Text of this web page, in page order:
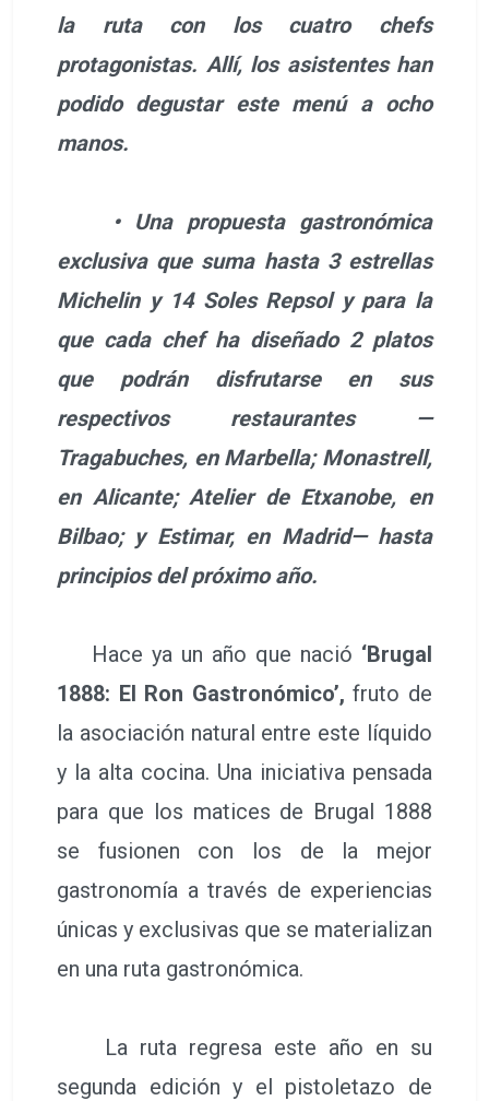
la ruta con los cuatro chefs
protagonistas. Allí, los asistentes han
podido degustar este menú a ocho
manos.
• Una propuesta gastronómica
exclusiva que suma hasta 3 estrellas
Michelin y 14 Soles Repsol y para la
que cada chef ha diseñado 2 platos
que podrán disfrutarse en sus
respectivos restaurantes —
Tragabuches, en Marbella; Monastrell,
en Alicante; Atelier de Etxanobe, en
Bilbao; y Estimar, en Madrid— hasta
principios del próximo año.
Hace ya un año que nació ‘Brugal
1888: El Ron Gastronómico’, fruto de
la asociación natural entre este líquido
y la alta cocina. Una iniciativa pensada
para que los matices de Brugal 1888
se fusionen con los de la mejor
gastronomía a través de experiencias
únicas y exclusivas que se materializan
en una ruta gastronómica.
La ruta regresa este año en su
segunda edición y el pistoletazo de